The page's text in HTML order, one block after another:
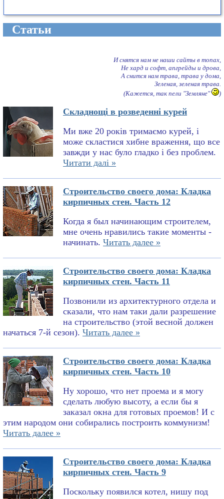
Cтатьи
И снятся нам не наши сайты в топах,
Не хард и софт, апгрейды и дрова,
А снится нам трава, трава у дома,
Зеленая, зеленая трава.
(Кажется, так пели "Земляне"
)
Складнощі в розведенні курей
Ми вже 20 років тримаємо курей, і
може скластися хибне враження, що все
завжди у нас було гладко і без проблем.
Читати далі »
Строительство своего дома: Кладка
кирпичных стен. Часть 12
Когда я был начинающим строителем,
мне очень нравились такие моменты -
начинать. Читать далее »
Строительство своего дома: Кладка
кирпичных стен. Часть 11
Позвонили из архитектурного отдела и
сказали, что нам таки дали разрешение
на строительство (этой весной должен
начаться 7-й сезон). Читать далее »
Строительство своего дома: Кладка
кирпичных стен. Часть 10
Ну хорошо, что нет проема и я могу
сделать любую высоту, а если бы я
заказал окна для готовых проемов! И с
этим народом они собирались построить коммунизм!
Читать далее »
Строительство своего дома: Кладка
кирпичных стен. Часть 9
Поскольку появился котел, нишу под